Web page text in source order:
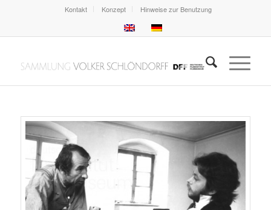
Kontakt Konzept Hinweise zur Benutzung